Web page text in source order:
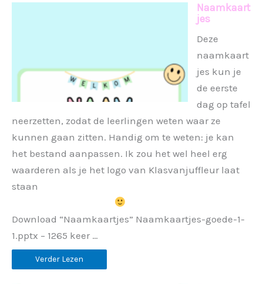
Naamkaart
jes
Deze
naamkaart
jes kun je
de eerste
dag op tafel
neerzetten, zodat de leerlingen weten waar ze
kunnen gaan zitten. Handig om te weten: je kan
het bestand aanpassen. Ik zou het wel heel erg
waarderen als je het logo van Klasvanjuffleur laat
staan
Download “Naamkaartjes” Naamkaartjes-goede-1-
1.pptx – 1265 keer …
Verder Lezen